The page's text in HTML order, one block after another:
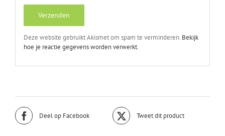
Deze website gebruikt Akismet om spam te verminderen. Bekijk
hoe je reactie gegevens worden verwerkt.
Deel op Facebook Tweet dit product